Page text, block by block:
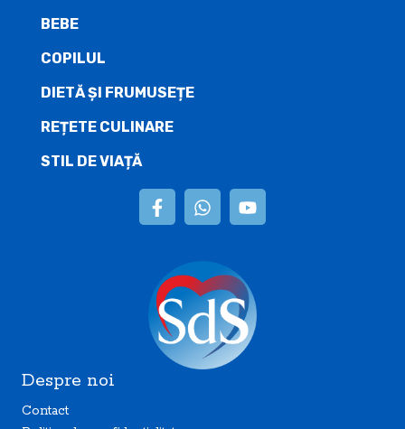
BEBE
COPILUL
DIETĂ ŞI FRUMUSEȚE
REȚETE CULINARE
STIL DE VIAȚĂ
Despre noi
Contact